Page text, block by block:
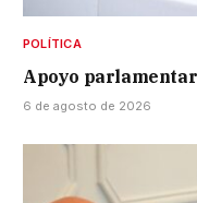
POLÍTICA
Apoyo
6 de agosto de 2026